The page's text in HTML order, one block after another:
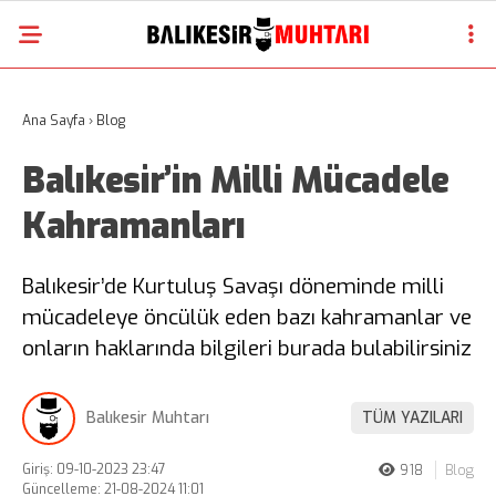
Ana Sayfa › Blog
Balıkesir’in Milli Mücadele
Kahramanları
Balıkesir’de Kurtuluş Savaşı döneminde milli
mücadeleye öncülük eden bazı kahramanlar ve
onların haklarında bilgileri burada bulabilirsiniz
Balıkesir Muhtarı TÜM YAZILARI
Giriş: 09-10-2023 23:47
Güncelleme: 21-08-2024 11:01
918 Blog